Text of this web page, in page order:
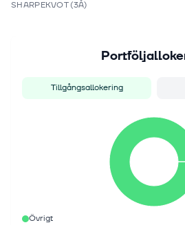
SHARPEKVOT (3Å)
Tillgångsallokering
Övrigt